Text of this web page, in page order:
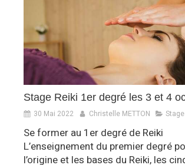
Stage Reiki 1er degré les 3 et 4
30 Mai 2022 Christelle METTON
Se former au 1er degré de Reiki
L’enseignement du premier degré
l’origine et les bases du Reiki, les